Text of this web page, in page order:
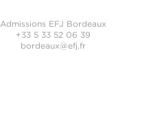
Admissions EFJ Bordeaux
+33 5 33 52 06 39
bordeaux@efj.fr